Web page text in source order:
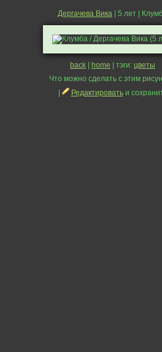
Дергачева Вика | 5 лет |
back home | тэги: цветы
Что можно сделать с этим
Редактироватьи